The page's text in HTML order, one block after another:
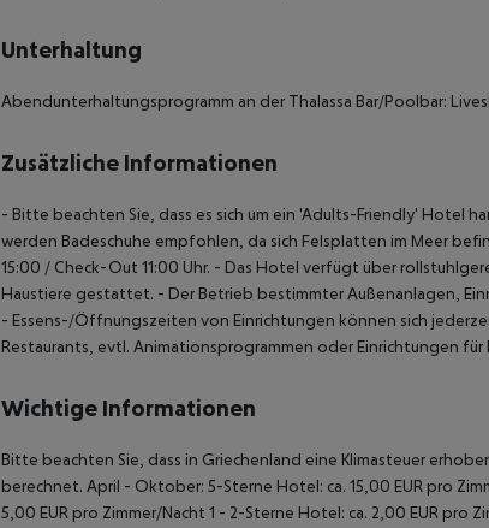
Unterhaltung
Abendunterhaltungsprogramm an der Thalassa Bar/Poolbar:
Zusätzliche Informationen
- Bitte beachten Sie, dass es sich um ein 'Adults-Friendly' Hotel
werden Badeschuhe empfohlen, da sich Felsplatten im Meer
15:00 / Check-Out 11:00 Uhr. - Das Hotel verfügt über
Haustiere gestattet. - Der Betrieb bestimmter Außenanlagen,
- Essens-/Öffnungszeiten von Einrichtungen können sich
Restaurants, evtl. Animationsprogrammen oder Einrichtungen
Wichtige Informationen
Bitte beachten Sie, dass in Griechenland eine Klimasteuer
berechnet. April - Oktober: 5-Sterne Hotel: ca. 15,00 EUR pro
5,00 EUR pro Zimmer/Nacht 1 - 2-Sterne Hotel: ca. 2,00 EUR pro